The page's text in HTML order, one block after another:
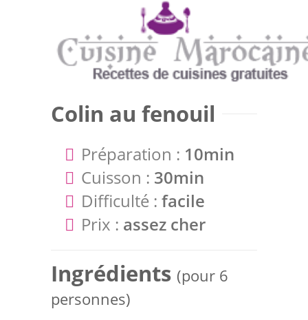
Colin au fenouil
Préparation : 10min
Cuisson : 30min
Difficulté : facile
Prix : assez cher
Ingrédients (pour 6
personnes)